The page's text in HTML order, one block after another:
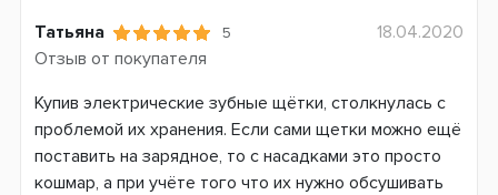
Татьяна 5
Отзыв от покупателя
18.04.2020
Купив электрические зубные щётки, столкнулась с
проблемой их хранения. Если сами щетки можно ещё
поставить на зарядное, то с насадками это просто
кошмар, а при учёте того что их нужно обсушивать